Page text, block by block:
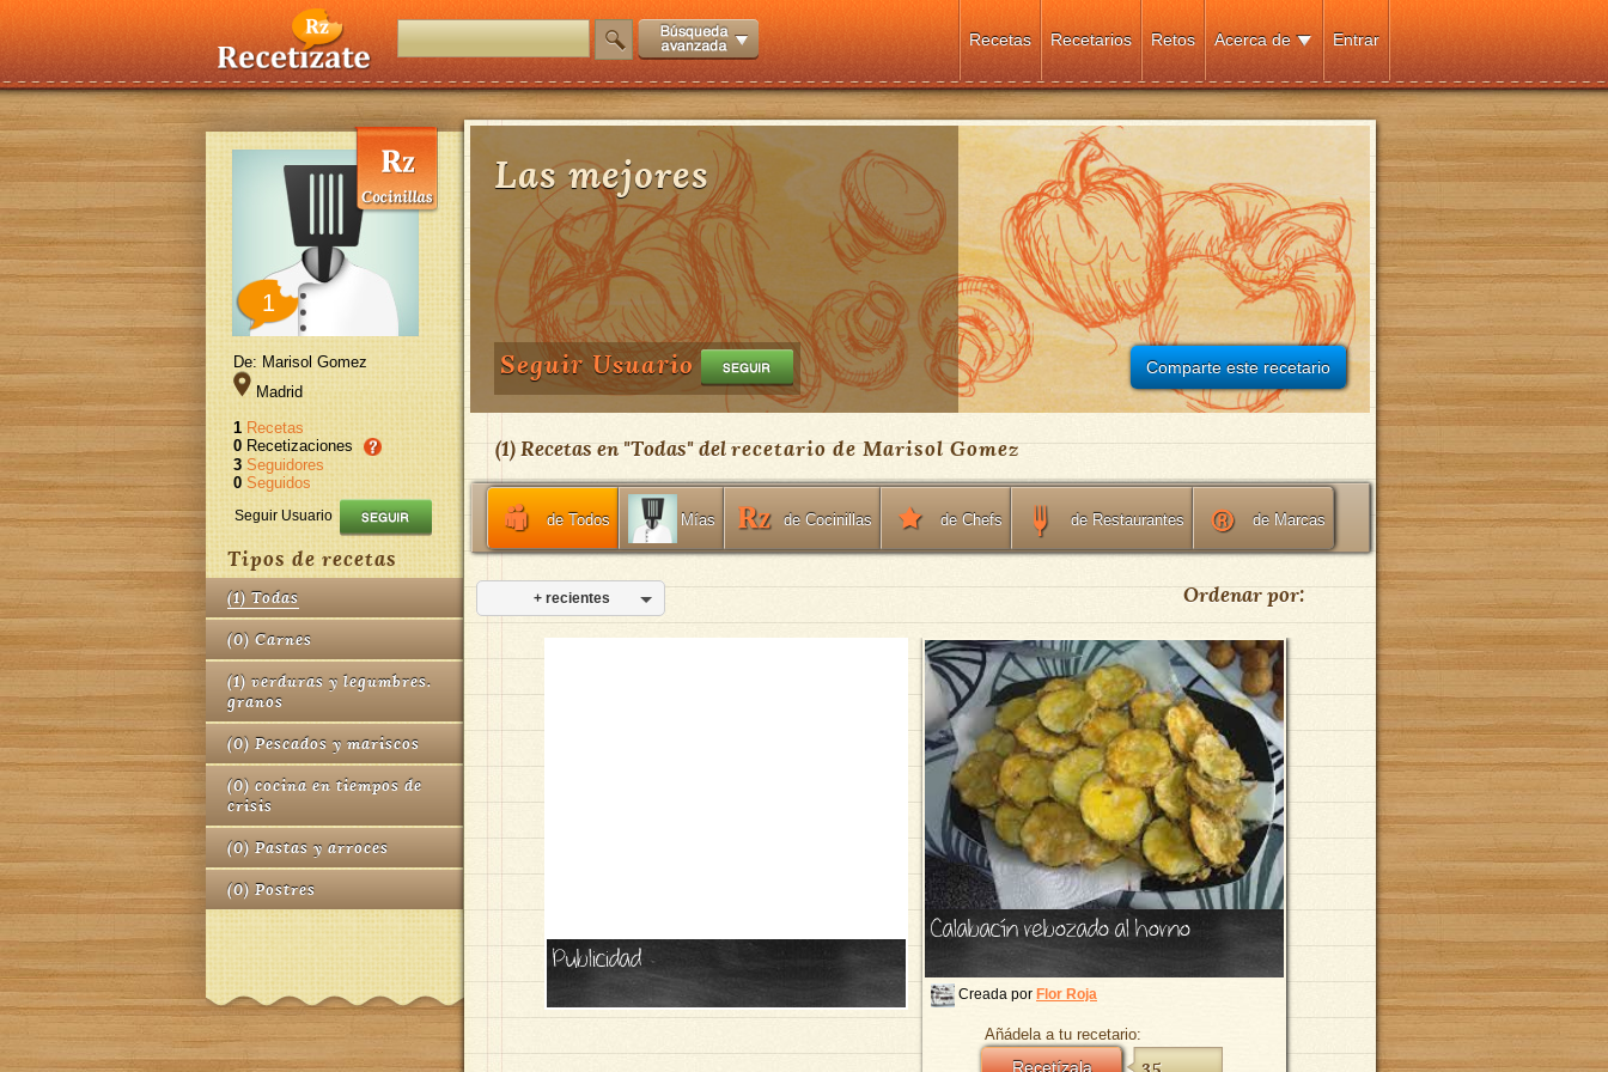
Entrar
Acerca de
Retos
Recetarios
Recetas
1
De: Marisol Gomez
Madrid
1 Recetas
0Recetizaciones
3 Seguidores
0 Seguidos
Seguir Usuario
Tipos de recetas
(1) Todas
(0) Carnes
(1) verduras y legumbres.
granos
(0) Pescados y mariscos
(0) cocina en tiempos de
crisis
(0) Pastas y arroces
(0) Postres
Comparte este recetario
Las mejores
Seguir Usuario
(1) Recetas en "Todas" delrecetario de Marisol Gomez
de Todos Mías de Cocinillas de Chefs de Restaurantes de Marcas
Ordenar por:
+ recientes
Publicidad
Calabacín rebozado al horno
Creada por Flor Roja
Añádela a tu recetario:
Recetízala